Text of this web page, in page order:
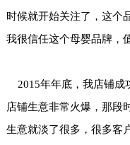
时候就开始关注了，这个
我很信任这个母婴品牌，
2015年年底，我店铺成
店铺生意非常火爆，那段
生意就淡了很多，很多客